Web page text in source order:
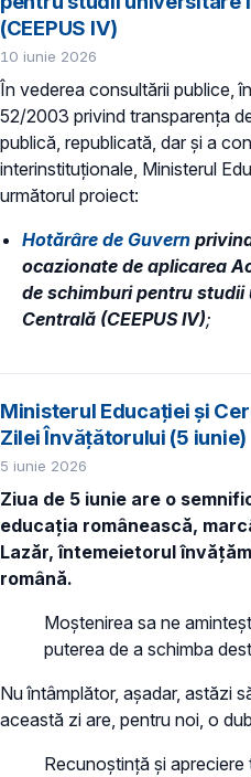
(CEEPUS IV)
10 iunie 2026
În vederea consultării publice,
52/2003 privind transparenţa
publică, republicată, dar și a
interinstituționale, Ministerul
următorul proiect:
Hotărâre de Guvern
ocazionate de aplicarea
de schimburi pentru
Centrală (CEEPUS IV);
Ministerul Educației și
Zilei Învățătorului (5 iunie)
5 iunie 2026
Ziua de 5 iunie are o
educația românească,
Lazăr, întemeietorul
română.
Moștenirea sa ne
puterea de a schimba
Nu întâmplător, așadar, astăzi
această zi are, pentru noi, o
Recunoștință și